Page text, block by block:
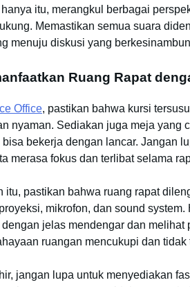
itu, merangkul berbagai
Memastikan semua suara
menuju diskusi yang
Ruang Rapat
Office, pastikan bahwa kursi
nyaman. Sediakan juga meja yang
bisa bekerja dengan lancar. Jangan
merasa fokus dan terlibat selama
itu, pastikan bahwa ruang rapat
mikrofon, dan sound
jelas mendengar dan
ruangan mencukupi dan
jangan lupa untuk menyediakan